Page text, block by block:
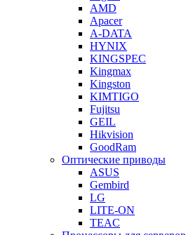
AMD
Apacer
A-DATA
HYNIX
KINGSPEC
Kingmax
Kingston
KIMTIGO
Fujitsu
GEIL
Hikvision
GoodRam
Оптические приводы
ASUS
Gembird
LG
LITE-ON
TEAC